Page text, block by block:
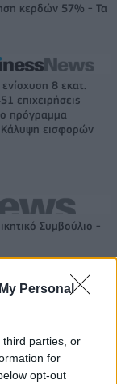
Personal
third parties, or
for
opt-out
κερδών 57% - Τα
8 εκατ.
επιχειρήσεις
πρόγραμμα
Κάλυψη εισφορών
Συμβούλιο -